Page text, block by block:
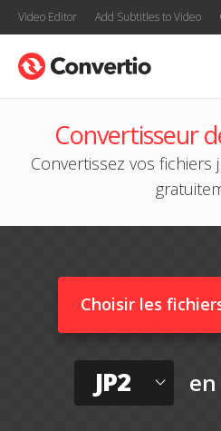
Video Editor Add Subtitles to Video
Convertisseur
Convertissez vos
Choisir les
JP2 en